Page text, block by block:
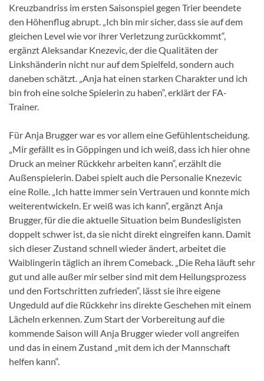
Kreuzbandriss im ersten Saisonspiel gegen Trier beendete
den Höhenflug abrupt. „Ich bin mir sicher, dass sie auf dem
gleichen Level wie vor ihrer Verletzung zurückkommt“,
ergänzt Aleksandar Knezevic, der die Qualitäten der
Linkshänderin nicht nur auf dem Spielfeld, sondern auch
daneben schätzt. „Anja hat einen starken Charakter und ich
bin froh eine solche Spielerin zu haben“, erklärt der FA-
Trainer.
Für Anja Brugger war es vor allem eine Gefühlentscheidung.
„Mir gefällt es in Göppingen und ich weiß, dass ich hier ohne
Druck an meiner Rückkehr arbeiten kann“, erzählt die
Außenspielerin. Dabei spielt auch die Personalie Knezevic
eine Rolle. „Ich hatte immer sein Vertrauen und konnte mich
weiterentwickeln. Er weiß was ich kann“, ergänzt Anja
Brugger, für die die aktuelle Situation beim Bundesligisten
doppelt schwer ist, da sie nicht direkt eingreifen kann. Damit
sich dieser Zustand schnell wieder ändert, arbeitet die
Waiblingerin täglich an ihrem Comeback. „Die Reha läuft sehr
gut und alle außer mir selber sind mit dem Heilungsprozess
und den Fortschritten zufrieden“, lässt sie ihre eigene
Ungeduld auf die Rückkehr ins direkte Geschehen mit einem
Lächeln erkennen. Zum Start der Vorbereitung auf die
kommende Saison will Anja Brugger wieder voll angreifen
und das in einem Zustand „mit dem ich der Mannschaft
helfen kann“.